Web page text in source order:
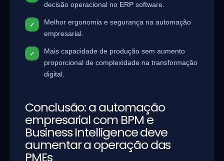
decisão operacional no ERP software.
Melhor ergonomia e segurança na automação
empresarial.
Mais capacidade de produção sem aumento
proporcional de complexidade na transformação
digital.
Conclusão: a automação
empresarial com BPM e
Business Intelligence deve
aumentar a operação das
PMEs